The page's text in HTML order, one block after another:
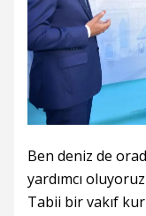
Ben deniz de
yardımcı
Tabii bir vakıf